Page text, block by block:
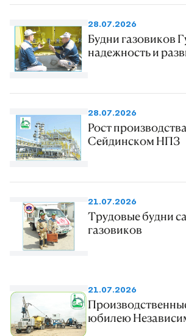
28.07.2026
Будни газовиков
надежность и
28.07.2026
Рост
Сейдинском НПЗ
21.07.2026
Трудовые будни
газовиков
21.07.2026
юбилею